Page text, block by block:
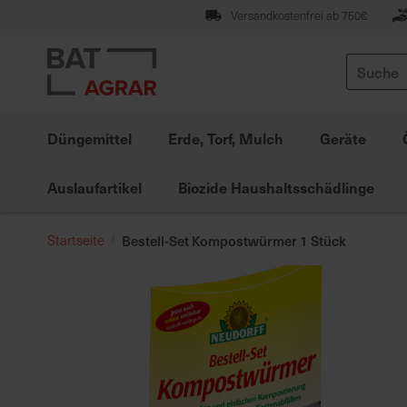
springen
Versandkostenfrei ab 750€
Suche
Düngemittel Erde, Torf, Mulch Geräte
Auslaufartikel Biozide Haushaltsschädlinge
Startseite Bestell-Set Kompostwürmer 1 Stück